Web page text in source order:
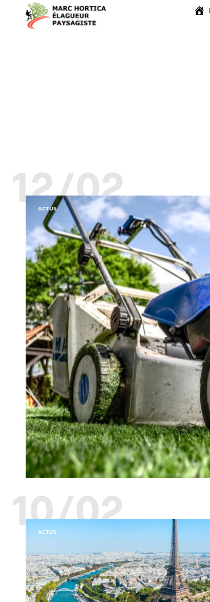
12/02
ACTUS
10/02
ACTUS